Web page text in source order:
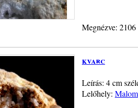
Megnézve:
kvarc
Leírás: 4 cm
Lelőhely: